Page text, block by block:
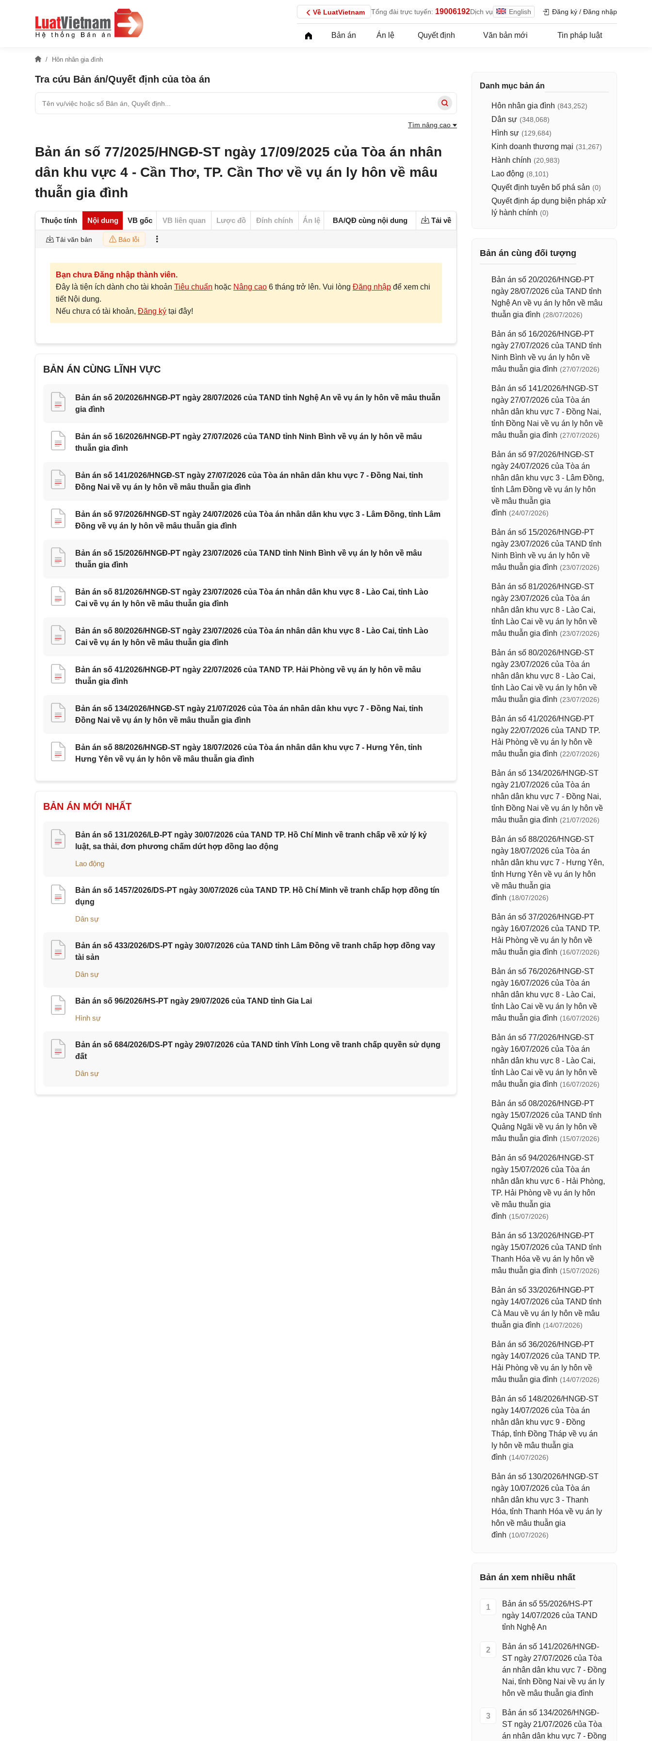
Về LuatVietnam Tổng đài trực tuyến: 19006192Dịch vụ English Đăng ký / Đăng nhập
Bản án Án lệ Quyết định Văn bản mới Tin pháp luật
Hôn nhân gia đình
Tra cứu Bản án/Quyết định của tòa án
Tìm nâng cao
Bản án số 77/2025/HNGĐ-ST ngày 17/09/2025 của Tòa án nhân
dân khu vực 4 - Cần Thơ, TP. Cần Thơ về vụ án ly hôn về mâu
thuẫn gia đình
Thuộc tính Nội dung VB gốc VB liên quan Lược đồ Đính chính Án lệ BA/QĐ cùng nội dung Tải về
Tải văn bản Báo lỗi
Bạn chưa Đăng nhập thành viên.
Đây là tiện ích dành cho tài khoản Tiêu chuẩn hoặc Nâng cao 6 tháng trở lên. Vui lòng Đăng nhập để xem chi
tiết Nội dung.
Nếu chưa có tài khoản, Đăng ký tại đây!
BẢN ÁN CÙNG LĨNH VỰC
Bản án số 20/2026/HNGĐ-PT ngày 28/07/2026 của TAND tỉnh Nghệ An về vụ án ly hôn về mâu thuẫn
gia đình
Bản án số 16/2026/HNGĐ-PT ngày 27/07/2026 của TAND tỉnh Ninh Bình về vụ án ly hôn về mâu
thuẫn gia đình
Bản án số 141/2026/HNGĐ-ST ngày 27/07/2026 của Tòa án nhân dân khu vực 7 - Đồng Nai, tỉnh
Đồng Nai về vụ án ly hôn về mâu thuẫn gia đình
Bản án số 97/2026/HNGĐ-ST ngày 24/07/2026 của Tòa án nhân dân khu vực 3 - Lâm Đồng, tỉnh Lâm
Đồng về vụ án ly hôn về mâu thuẫn gia đình
Bản án số 15/2026/HNGĐ-PT ngày 23/07/2026 của TAND tỉnh Ninh Bình về vụ án ly hôn về mâu
thuẫn gia đình
Bản án số 81/2026/HNGĐ-ST ngày 23/07/2026 của Tòa án nhân dân khu vực 8 - Lào Cai, tỉnh Lào
Cai về vụ án ly hôn về mâu thuẫn gia đình
Bản án số 80/2026/HNGĐ-ST ngày 23/07/2026 của Tòa án nhân dân khu vực 8 - Lào Cai, tỉnh Lào
Cai về vụ án ly hôn về mâu thuẫn gia đình
Bản án số 41/2026/HNGĐ-PT ngày 22/07/2026 của TAND TP. Hải Phòng về vụ án ly hôn về mâu
thuẫn gia đình
Bản án số 134/2026/HNGĐ-ST ngày 21/07/2026 của Tòa án nhân dân khu vực 7 - Đồng Nai, tỉnh
Đồng Nai về vụ án ly hôn về mâu thuẫn gia đình
Bản án số 88/2026/HNGĐ-ST ngày 18/07/2026 của Tòa án nhân dân khu vực 7 - Hưng Yên, tỉnh
Hưng Yên về vụ án ly hôn về mâu thuẫn gia đình
BẢN ÁN MỚI NHẤT
Bản án số 131/2026/LĐ-PT ngày 30/07/2026 của TAND TP. Hồ Chí Minh về tranh chấp về xử lý kỷ
luật, sa thải, đơn phương chấm dứt hợp đồng lao động
Lao động
Bản án số 1457/2026/DS-PT ngày 30/07/2026 của TAND TP. Hồ Chí Minh về tranh chấp hợp đồng tín
dụng
Dân sự
Bản án số 433/2026/DS-PT ngày 30/07/2026 của TAND tỉnh Lâm Đồng về tranh chấp hợp đồng vay
tài sản
Dân sự
Bản án số 96/2026/HS-PT ngày 29/07/2026 của TAND tỉnh Gia Lai
Hình sự
Bản án số 684/2026/DS-PT ngày 29/07/2026 của TAND tỉnh Vĩnh Long về tranh chấp quyền sử dụng
đất
Dân sự
Danh mục bản án
Hôn nhân gia đình (843,252)
Dân sự (348,068)
Hình sự (129,684)
Kinh doanh thương mại (31,267)
Hành chính (20,983)
Lao động (8,101)
Quyết định tuyên bố phá sản (0)
Quyết định áp dụng biện pháp xử
lý hành chính (0)
Bản án cùng đối tượng
Bản án số 20/2026/HNGĐ-PT
ngày 28/07/2026 của TAND tỉnh
Nghệ An về vụ án ly hôn về mâu
thuẫn gia đình (28/07/2026)
Bản án số 16/2026/HNGĐ-PT
ngày 27/07/2026 của TAND tỉnh
Ninh Bình về vụ án ly hôn về
mâu thuẫn gia đình (27/07/2026)
Bản án số 141/2026/HNGĐ-ST
ngày 27/07/2026 của Tòa án
nhân dân khu vực 7 - Đồng Nai,
tỉnh Đồng Nai về vụ án ly hôn về
mâu thuẫn gia đình (27/07/2026)
Bản án số 97/2026/HNGĐ-ST
ngày 24/07/2026 của Tòa án
nhân dân khu vực 3 - Lâm Đồng,
tỉnh Lâm Đồng về vụ án ly hôn
về mâu thuẫn gia
đình (24/07/2026)
Bản án số 15/2026/HNGĐ-PT
ngày 23/07/2026 của TAND tỉnh
Ninh Bình về vụ án ly hôn về
mâu thuẫn gia đình (23/07/2026)
Bản án số 81/2026/HNGĐ-ST
ngày 23/07/2026 của Tòa án
nhân dân khu vực 8 - Lào Cai,
tỉnh Lào Cai về vụ án ly hôn về
mâu thuẫn gia đình (23/07/2026)
Bản án số 80/2026/HNGĐ-ST
ngày 23/07/2026 của Tòa án
nhân dân khu vực 8 - Lào Cai,
tỉnh Lào Cai về vụ án ly hôn về
mâu thuẫn gia đình (23/07/2026)
Bản án số 41/2026/HNGĐ-PT
ngày 22/07/2026 của TAND TP.
Hải Phòng về vụ án ly hôn về
mâu thuẫn gia đình (22/07/2026)
Bản án số 134/2026/HNGĐ-ST
ngày 21/07/2026 của Tòa án
nhân dân khu vực 7 - Đồng Nai,
tỉnh Đồng Nai về vụ án ly hôn về
mâu thuẫn gia đình (21/07/2026)
Bản án số 88/2026/HNGĐ-ST
ngày 18/07/2026 của Tòa án
nhân dân khu vực 7 - Hưng Yên,
tỉnh Hưng Yên về vụ án ly hôn
về mâu thuẫn gia
đình (18/07/2026)
Bản án số 37/2026/HNGĐ-PT
ngày 16/07/2026 của TAND TP.
Hải Phòng về vụ án ly hôn về
mâu thuẫn gia đình (16/07/2026)
Bản án số 76/2026/HNGĐ-ST
ngày 16/07/2026 của Tòa án
nhân dân khu vực 8 - Lào Cai,
tỉnh Lào Cai về vụ án ly hôn về
mâu thuẫn gia đình (16/07/2026)
Bản án số 77/2026/HNGĐ-ST
ngày 16/07/2026 của Tòa án
nhân dân khu vực 8 - Lào Cai,
tỉnh Lào Cai về vụ án ly hôn về
mâu thuẫn gia đình (16/07/2026)
Bản án số 08/2026/HNGĐ-PT
ngày 15/07/2026 của TAND tỉnh
Quảng Ngãi về vụ án ly hôn về
mâu thuẫn gia đình (15/07/2026)
Bản án số 94/2026/HNGĐ-ST
ngày 15/07/2026 của Tòa án
nhân dân khu vực 6 - Hải Phòng,
TP. Hải Phòng về vụ án ly hôn
về mâu thuẫn gia
đình (15/07/2026)
Bản án số 13/2026/HNGĐ-PT
ngày 15/07/2026 của TAND tỉnh
Thanh Hóa về vụ án ly hôn về
mâu thuẫn gia đình (15/07/2026)
Bản án số 33/2026/HNGĐ-PT
ngày 14/07/2026 của TAND tỉnh
Cà Mau về vụ án ly hôn về mâu
thuẫn gia đình (14/07/2026)
Bản án số 36/2026/HNGĐ-PT
ngày 14/07/2026 của TAND TP.
Hải Phòng về vụ án ly hôn về
mâu thuẫn gia đình (14/07/2026)
Bản án số 148/2026/HNGĐ-ST
ngày 14/07/2026 của Tòa án
nhân dân khu vực 9 - Đồng
Tháp, tỉnh Đồng Tháp về vụ án
ly hôn về mâu thuẫn gia
đình (14/07/2026)
Bản án số 130/2026/HNGĐ-ST
ngày 10/07/2026 của Tòa án
nhân dân khu vực 3 - Thanh
Hóa, tỉnh Thanh Hóa về vụ án ly
hôn về mâu thuẫn gia
đình (10/07/2026)
Bản án xem nhiều nhất
1
Bản án số 55/2026/HS-PT
ngày 14/07/2026 của TAND
tỉnh Nghệ An
2
Bản án số 141/2026/HNGĐ-
ST ngày 27/07/2026 của Tòa
án nhân dân khu vực 7 - Đồng
Nai, tỉnh Đồng Nai về vụ án ly
hôn về mâu thuẫn gia đình
3
Bản án số 134/2026/HNGĐ-
ST ngày 21/07/2026 của Tòa
án nhân dân khu vực 7 - Đồng